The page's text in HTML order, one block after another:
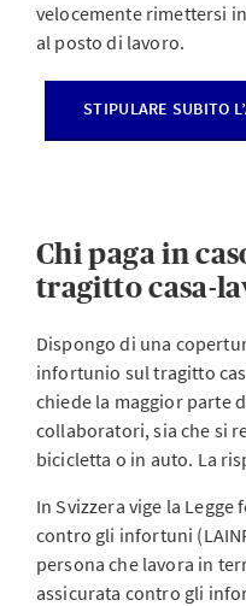
velocemente rimettersi
al posto di lavoro.
STIPULARE SUBITO
Chi paga in
tragitto casa-
Dispongo di una
infortunio sul tragitto
chiede la maggior parte
collaboratori, sia che si
bicicletta o in auto. La
In Svizzera vige la Legge
contro gli infortuni
persona che lavora in
assicurata contro gli